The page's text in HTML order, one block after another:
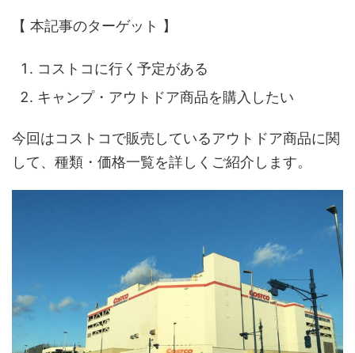
【 本記事のターゲット 】
コストコに行く予定がある
キャンプ・アウトドア商品を購入したい
今回はコストコで販売しているアウトドア商品に関
して、種類・価格一覧を詳しくご紹介します。